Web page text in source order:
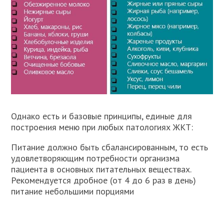
Однако есть и базовые принципы, единые для
построения меню при любых патологиях ЖКТ:
Питание должно быть сбалансированным, то есть
удовлетворяющим потребности организма
пациента в основных питательных веществах.
Рекомендуется дробное (от 4 до 6 раз в день)
питание небольшими порциями